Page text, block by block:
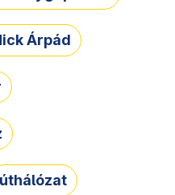
Árpád
úthálózat